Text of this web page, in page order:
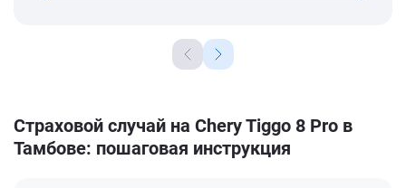
Страховой случай на Chery Tiggo 8 Pro в
Тамбове: пошаговая инструкция